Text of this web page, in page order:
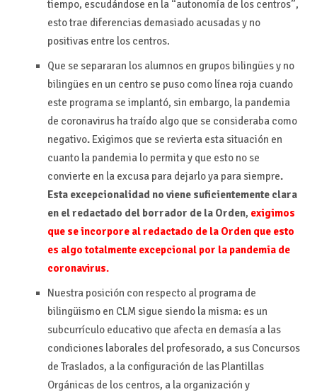
tiempo, escudándose en la “autonomía de los centros”,
esto trae diferencias demasiado acusadas y no
positivas entre los centros.
Que se separaran los alumnos en grupos bilingües y no
bilingües en un centro se puso como línea roja cuando
este programa se implantó, sin embargo, la pandemia
de coronavirus ha traído algo que se consideraba como
negativo. Exigimos que se revierta esta situación en
cuanto la pandemia lo permita y que esto no se
convierte en la excusa para dejarlo ya para siempre.
Esta excepcionalidad no viene suficientemente clara
en el redactado del borrador de la Orden, exigimos
que se incorpore al redactado de la Orden que esto
es algo totalmente excepcional por la pandemia de
coronavirus.
Nuestra posición con respecto al programa de
bilingüismo en CLM sigue siendo la misma: es un
subcurrículo educativo que afecta en demasía a las
condiciones laborales del profesorado, a sus Concursos
de Traslados, a la configuración de las Plantillas
Orgánicas de los centros, a la organización y